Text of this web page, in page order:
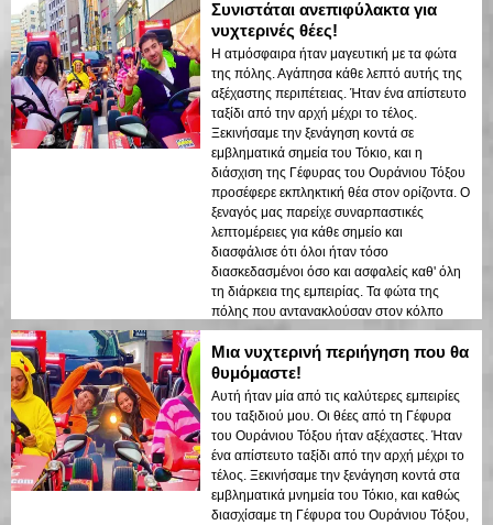
Συνιστάται ανεπιφύλακτα για
νυχτερινές θέες!
Η ατμόσφαιρα ήταν μαγευτική με τα φώτα
της πόλης. Αγάπησα κάθε λεπτό αυτής της
αξέχαστης περιπέτειας. Ήταν ένα απίστευτο
ταξίδι από την αρχή μέχρι το τέλος.
Ξεκινήσαμε την ξενάγηση κοντά σε
εμβληματικά σημεία του Τόκιο, και η
διάσχιση της Γέφυρας του Ουράνιου Τόξου
προσέφερε εκπληκτική θέα στον ορίζοντα. Ο
ξεναγός μας παρείχε συναρπαστικές
λεπτομέρειες για κάθε σημείο και
διασφάλισε ότι όλοι ήταν τόσο
διασκεδασμένοι όσο και ασφαλείς καθ' όλη
τη διάρκεια της εμπειρίας. Τα φώτα της
πόλης που αντανακλούσαν στον κόλπο
δημιούργησαν μια ονειρεμένη ατμόσφαιρα
που άφησε μια διαρκή εντύπωση. Αυτή η
ξενάγηση είναι ιδανική για τους επισκέπτες
που έρχονται για πρώτη φορά και θέλουν
έναν συνδυασμό περιπέτειας και
sightseeing. Η αντίθεση μεταξύ των
σύγχρονων δομών του Τόκιο και των
ιστορικών περιοχών αναδείχθηκε όμορφα
στα νυχτερινά φώτα. Θα συνιστούσα αυτή
την ξενάγηση σε οποιονδήποτε!
Μια νυχτερινή περιήγηση που θα
θυμόμαστε!
Αυτή ήταν μία από τις καλύτερες εμπειρίες
του ταξιδιού μου. Οι θέες από τη Γέφυρα
του Ουράνιου Τόξου ήταν αξέχαστες. Ήταν
ένα απίστευτο ταξίδι από την αρχή μέχρι το
τέλος. Ξεκινήσαμε την ξενάγηση κοντά στα
εμβληματικά μνημεία του Τόκιο, και καθώς
διασχίσαμε τη Γέφυρα του Ουράνιου Τόξου,